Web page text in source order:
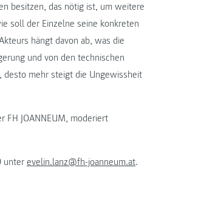
besitzen, das nötig ist, um weitere
soll der Einzelne seine konkreten
hängt davon ab, was die
und von den technischen
desto mehr steigt die Ungewissheit
FH JOANNEUM, moderiert
unter evelin.lanz@fh-joanneum.at.